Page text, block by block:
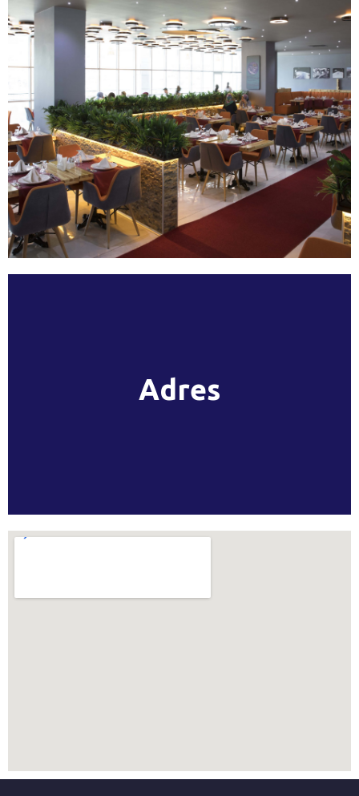
Adres
Kampüsü, 25240 Yakutiye/Erzurum Tel:
04423447494 E-Mail: